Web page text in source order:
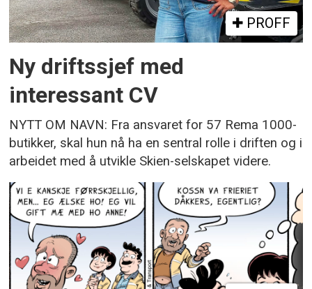
PROFF
Ny driftssjef med
interessant CV
NYTT OM NAVN: Fra ansvaret for 57 Rema 1000-
butikker, skal hun nå ha en sentral rolle i driften og i
arbeidet med å utvikle Skien-selskapet videre.